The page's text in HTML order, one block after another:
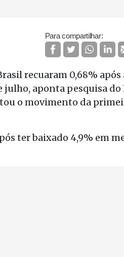
Para compartilhar:
recuaram 0,68% após
julho, aponta pesquisa
o movimento da
ter baixado 4,9% em